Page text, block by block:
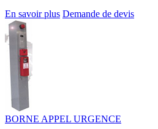
En savoir plus Demande de devis
BORNE APPEL URGENCE